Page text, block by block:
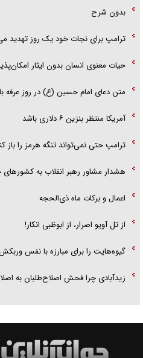
بدون شرح
ترامپ برای نجات خود یک روز تهدید
حیات معنوی انسان بدون ایثار
متن دعای امام حسین (ع) در روز عرفه
آمریکا منتظر بنزین ۶ دلاری باشد
ترامپ حتی نمی‌تواند تنگه هرمز را باز
هشدار مشاور رهبر انقلاب به
اعمال و برکات ماه ذی‌الحجه
از تل آویو اصرار، از ابوظبی انکار!
گیوه‌هایت را برای مبارزه با نفس
زیدآبادی چرا فحش اصلاح‌طلبان به